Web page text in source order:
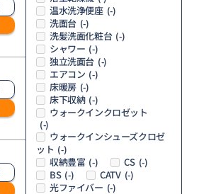
温水洗浄便座 (-)
洗面台 (-)
洗髪洗面化粧台 (-)
シャワー (-)
独立洗面台 (-)
エアコン (-)
床暖房 (-)
床下収納 (-)
ウォークインクロゼット
(-)
ウォークインシューズクロゼ
ット (-)
収納豊富 (-) CS (-)
BS (-) CATV (-)
光ファイバー (-)